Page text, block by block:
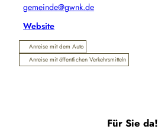
gemeinde@gwnk.de
Website
Anreise mit dem Auto
Anreise mit öffentlichen Verkehrsmitteln
Für Sie da!